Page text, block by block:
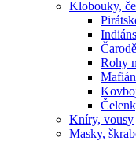
Klobouky,
Rohy
Kníry, vousy
Masky,